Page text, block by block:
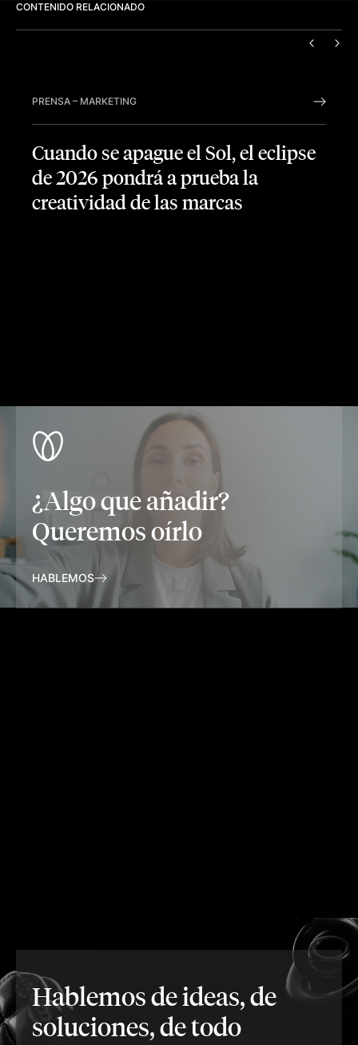
CONTENIDO RELACIONADO
PRENSA – MARKETING
Cuando se apague el Sol, el eclipse
de 2026 pondrá a prueba la
creatividad de las marcas
¿Algo que añadir?
Queremos oírlo
HABLEMOS
Hablemos de ideas, de
soluciones, de todo